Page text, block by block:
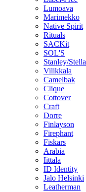
Lumoava
Marimekko
Native Spirit
Rituals
SACKit
SOL'S
Stanley/Stella
Vilikkala
Camelbak
Clique
Cottover
Craft
Dorre
Finlayson
Firephant
Fiskars
Arabia
Iittala
ID Identity
Jalo Helsinki
Leatherman